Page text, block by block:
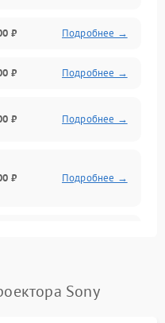
₽ Подробнее →
₽ Подробнее →
₽ Подробнее →
₽ Подробнее →
₽ Подробнее →
Sony